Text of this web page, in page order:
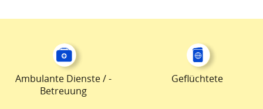
Ambulante Dienste / -
Betreuung
Geflüchtete